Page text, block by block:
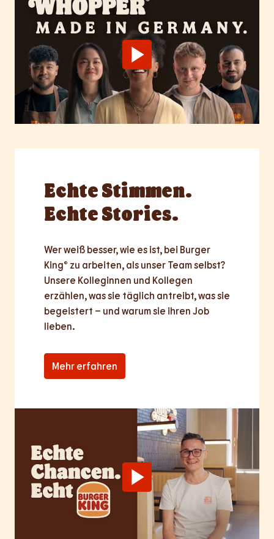
EchteStimmen.
Echte Stories.
Wer weiß besser, wie es ist, bei Burger
King® zu arbeiten, als unser Team selbst?
Unsere Kolleginnen und Kollegen
erzählen, was sie täglich antreibt, was sie
begeistert – und warum sie ihren Job
lieben.
Mehr erfahren